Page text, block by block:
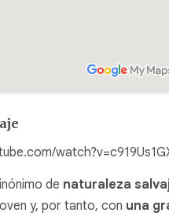
de naturaleza
y, por tanto, con una